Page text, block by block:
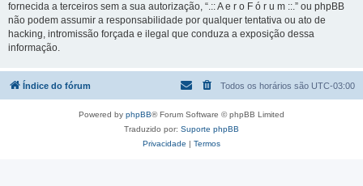
fornecida a terceiros sem a sua autorização, “.:: A e r o F ó r u m ::.” ou phpBB
não podem assumir a responsabilidade por qualquer tentativa ou ato de
hacking, intromissão forçada e ilegal que conduza a exposição dessa
informação.
Índice do fórum Todos os horários são UTC-03:00
Powered by phpBB® Forum Software © phpBB Limited
Traduzido por: Suporte phpBB
Privacidade | Termos